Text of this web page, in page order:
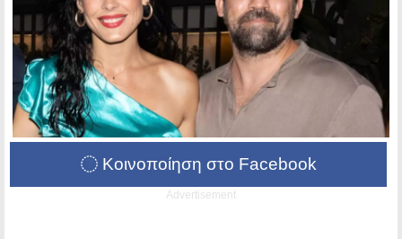
Κοινοποίηση στο Facebook
Advertisement